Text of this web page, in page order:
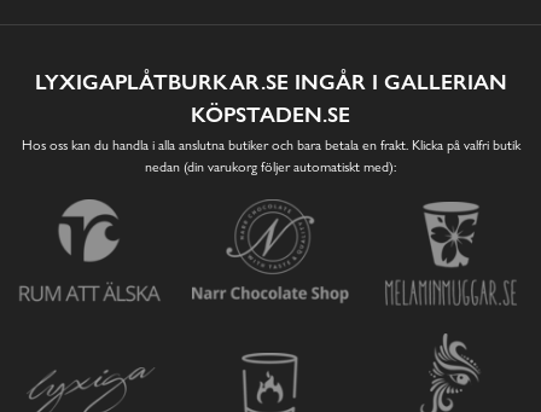
LYXIGAPLÅTBURKAR.SE INGÅR I GALLERIAN
KÖPSTADEN.SE
Hos oss kan du handla i alla anslutna butiker och bara betala en frakt. Klicka på valfri butik
nedan (din varukorg följer automatiskt med):